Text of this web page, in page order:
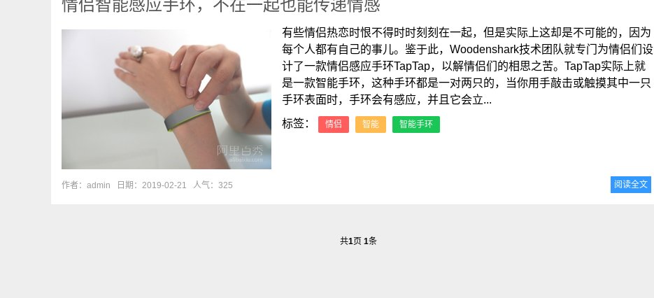
情侣智能感应手环，不在一起也能传递情感
有些情侣热恋时恨不得时时刻刻在一起，但是实际上这却是不可能的，因为
每个人都有自己的事儿。鉴于此，Woodenshark技术团队就专门为情侣们设
计了一款情侣感应手环TapTap，以解情侣们的相思之苦。TapTap实际上就
是一款智能手环，这种手环都是一对两只的，当你用手敲击或触摸其中一只
手环表面时，手环会有感应，并且它会立...
标签：
情侣 智能 智能手环
作者：admin 日期：2019-02-21 人气：325 阅读全文
共1页 1条